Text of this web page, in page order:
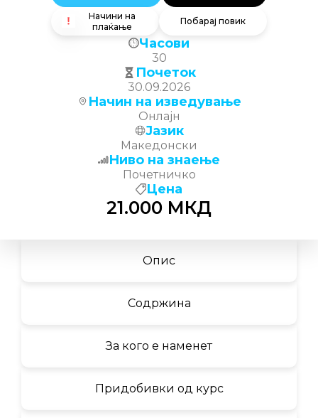
Опис
Содржина
За кого е наменет
Придобивки од курс
Начини на
плаќање
Побарај повик
Часови
30
Почеток
30.09.2026
Начин на изведување
Онлајн
Јазик
Македонски
Ниво на знаење
Почетничко
Цена
21.000 МКД